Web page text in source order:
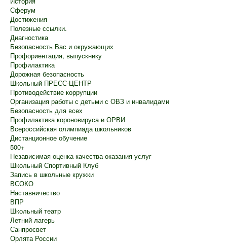
Родителям
ГИА
Роспотребнадзор информирует
Школьный лагерь
Сферум
Достижения
Полезные ссылки.
Диагностика
Безопасность Вас и окружающих
Профориентация, выпускнику
Профилактика
Дорожная безопасность
Школьный ПРЕСС-ЦЕНТР
Противодействие коррупции
Организация работы с детьми с ОВЗ и инвалидами
Безопасность для всех
Профилактика короновируса и ОРВИ
Всероссийская олимпиада школьников
Дистанционное обучение
500+
Независимая оценка качества оказания услуг
Школьный Спортивный Клуб
Запись в школьные кружки
ВСОКО
Наставничество
ВПР
Школьный театр
Летний лагерь
Санпросвет
Орлята России